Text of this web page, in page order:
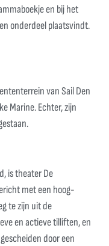
en bij het
onderdeel plaatsvindt.
van Sail Den
Marine. Echter, zijn
is theater De
met een hoog-
te zijn uit de
en actieve tilliften, en
door een